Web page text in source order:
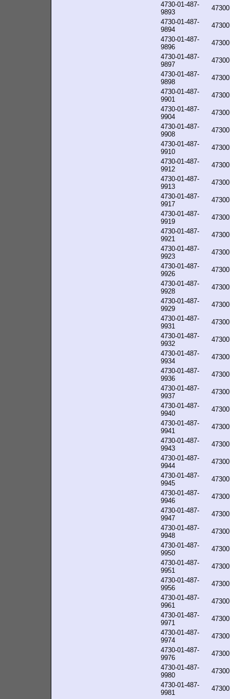
4730-01-487-
9893
4730-01-487-
9894
4730-01-487-
9896
4730-01-487-
9897
4730-01-487-
9898
4730-01-487-
9901
4730-01-487-
9904
4730-01-487-
9908
4730-01-487-
9910
4730-01-487-
9912
4730-01-487-
9913
4730-01-487-
9917
4730-01-487-
9919
4730-01-487-
9921
4730-01-487-
9923
4730-01-487-
9926
4730-01-487-
9928
4730-01-487-
9929
4730-01-487-
9931
4730-01-487-
9932
4730-01-487-
9934
4730-01-487-
9936
4730-01-487-
9937
4730-01-487-
9940
4730-01-487-
9941
4730-01-487-
9943
4730-01-487-
9944
4730-01-487-
9945
4730-01-487-
9946
4730-01-487-
9947
4730-01-487-
9948
4730-01-487-
9950
4730-01-487-
9951
4730-01-487-
9956
4730-01-487-
9961
4730-01-487-
9971
4730-01-487-
9974
4730-01-487-
9976
4730-01-487-
9980
4730-01-487-
9981